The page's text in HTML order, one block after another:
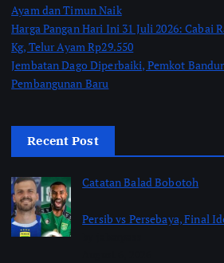
Ayam dan Timun Naik
Harga Pangan Hari Ini 31 Juli 2026: Cabai
Kg, Telur Ayam Rp29.550
Jembatan Dago Diperbaiki, Pemkot
Pembangunan Baru
Recent Post
Catatan Balad Bobotoh
Persib vs Persebaya, Final